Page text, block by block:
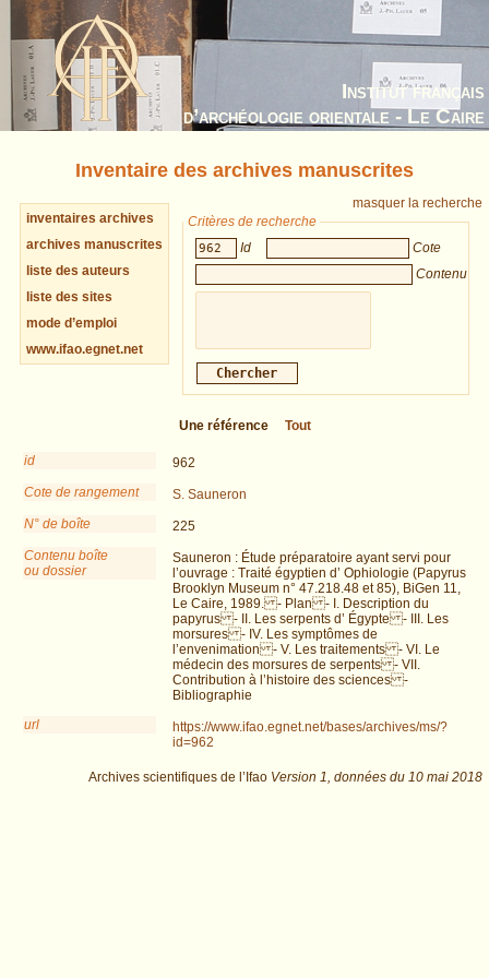
Institut français
d’archéologie orientale - Le Caire
Inventaire des archives manuscrites
inventaires archives
archives manuscrites
liste des auteurs
liste des sites
mode d’emploi
www.ifao.egnet.net
masquer la recherche
Critères de recherche
Id
Cote
Contenu
Une référence Tout
id
962
Cote de rangement
S. Sauneron
N° de boîte
225
Contenu boîte
ou dossier
Sauneron : Étude préparatoire ayant servi pour
l’ouvrage : Traité égyptien d’ Ophiologie (Papyrus
Brooklyn Museum n° 47.218.48 et 85), BiGen 11,
Le Caire, 1989. - Plan - I. Description du
papyrus - II. Les serpents d’ Égypte - III. Les
morsures - IV. Les symptômes de
l’envenimation - V. Les traitements - VI. Le
médecin des morsures de serpents - VII.
Contribution à l’histoire des sciences -
Bibliographie
url
https://www.ifao.egnet.net/bases/archives/ms/?
id=962
Archives scientifiques de l’Ifao Version 1, données du 10 mai 2018